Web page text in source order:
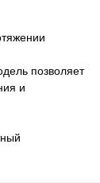
позволяет
и